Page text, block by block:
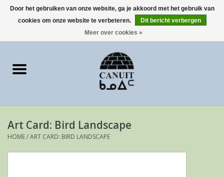
0 Artikelen - €0,00
Art Cards
sculpturen
prints
Art Card: Bird Landscape
HOME/ART CARD: BIRD LANDSCAPE
Door het gebruiken van onze website, ga je akkoord met het gebruik van
cookies om onze website te verbeteren.
Dit bericht verbergen
Meer over cookies »